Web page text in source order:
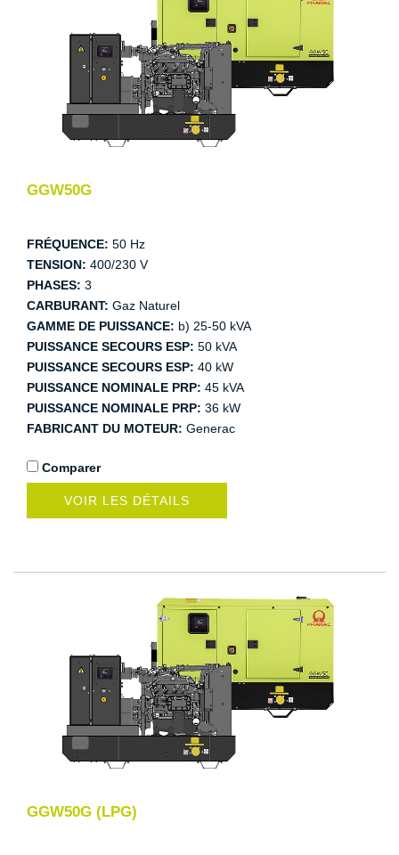
GGW50G
FRÉQUENCE: 50 Hz
TENSION: 400/230 V
PHASES: 3
CARBURANT: Gaz Naturel
GAMME DE PUISSANCE: b) 25-50 kVA
PUISSANCE SECOURS ESP: 50 kVA
PUISSANCE SECOURS ESP: 40 kW
PUISSANCE NOMINALE PRP: 45 kVA
PUISSANCE NOMINALE PRP: 36 kW
FABRICANT DU MOTEUR: Generac
Comparer
VOIR LES DÉTAILS
GGW50G (LPG)